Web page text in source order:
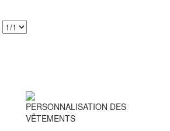
PERSONNALISATION DES
VÊTEMENTS